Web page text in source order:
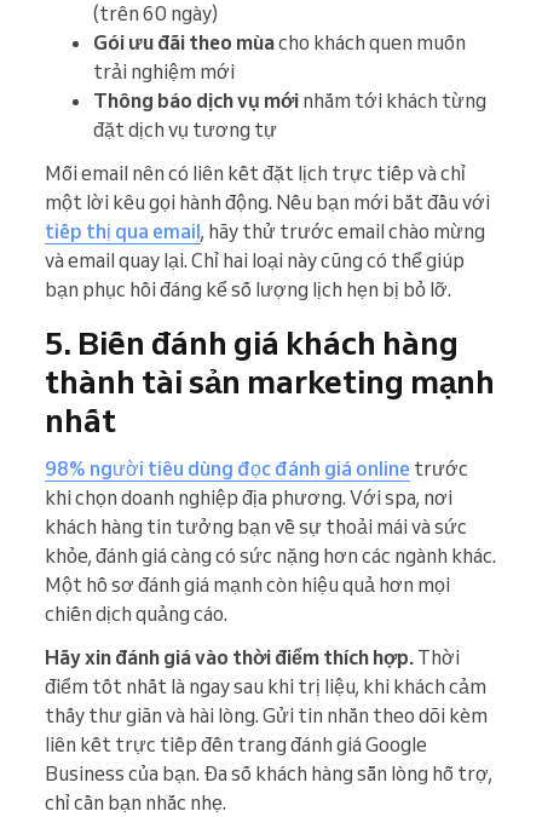
(trên 60 ngày)
Gói ưu đãi theo mùacho khách quen muốn
trải nghiệm mới
Thông báo dịch vụ mới nhắm tới khách từng
đặt dịch vụ tương tự
Mỗi email nên có liên kết đặt lịch trực tiếp và chỉ
một lời kêu gọi hành động. Nếu bạn mới bắt đầu với
tiếp thị qua email, hãy thử trước email chào mừng
và email quay lại. Chỉ hai loại này cũng có thể giúp
bạn phục hồi đáng kể số lượng lịch hẹn bị bỏ lỡ.
5. Biến đánh giá khách hàng
thành tài sản marketing mạnh
nhất
98% người tiêu dùng đọc đánh giá online trước
khi chọn doanh nghiệp địa phương. Với spa, nơi
khách hàng tin tưởng bạn về sự thoải mái và sức
khỏe, đánh giá càng có sức nặng hơn các ngành khác.
Một hồ sơ đánh giá mạnh còn hiệu quả hơn mọi
chiến dịch quảng cáo.
Hãy xin đánh giá vào thời điểm thích hợp. Thời
điểm tốt nhất là ngay sau khi trị liệu, khi khách cảm
thấy thư giãn và hài lòng. Gửi tin nhắn theo dõi kèm
liên kết trực tiếp đến trang đánh giá Google
Business của bạn. Đa số khách hàng sẵn lòng hỗ trợ,
chỉ cần bạn nhắc nhẹ.